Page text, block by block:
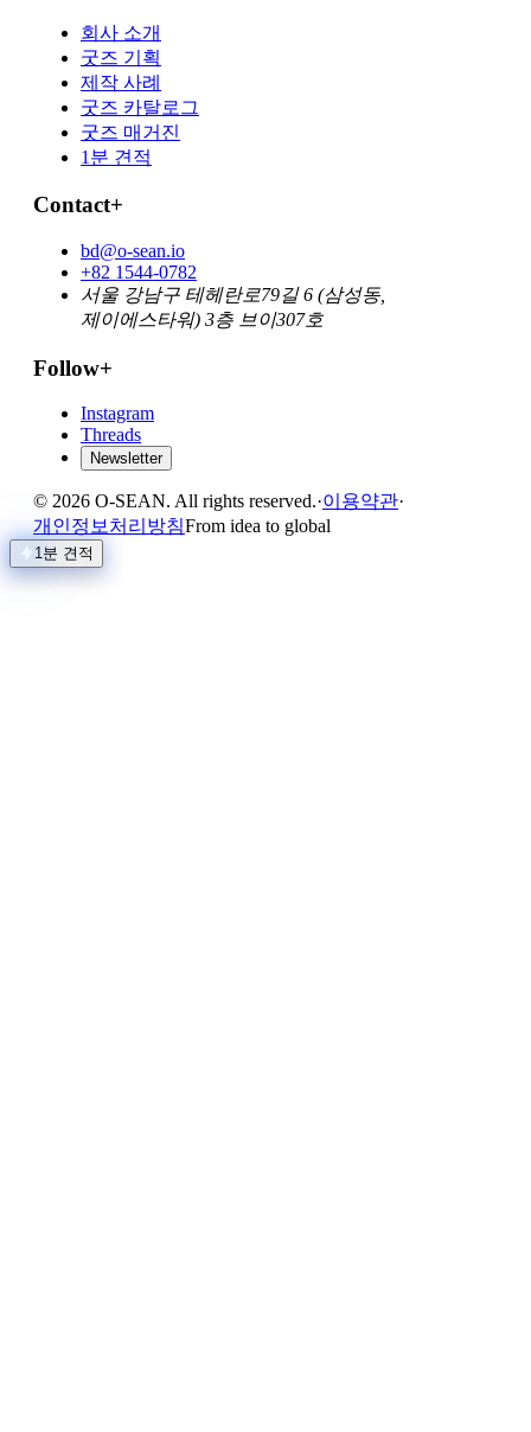
회사 소개
굿즈 기획
제작 사례
굿즈 카탈로그
굿즈 매거진
1분 견적
Contact+
bd@o-sean.io
+82 1544-0782
서울 강남구 테헤란로79길 6 (삼성동,
제이에스타워) 3층 브이307호
Follow+
Instagram
Threads
Newsletter
© 2026 O-SEAN. All rights reserved.·이용약관·
개인정보처리방침From idea to global
1분 견적